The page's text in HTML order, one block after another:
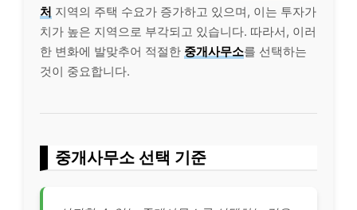
처 지역의 주택 수요가 증가하고 있으며, 이는 투자가
치가 높은 지역으로 부각되고 있습니다. 따라서, 이러
한 변화에 발맞추어 적절한 중개사무소를 선택하는
것이 중요합니다.
중개사무소 선택 기준